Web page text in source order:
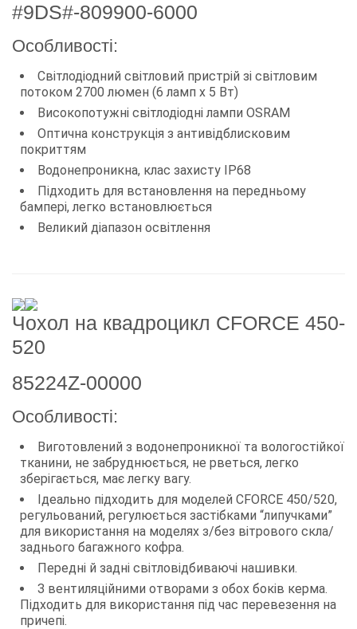
#9DS#-809900-6000
Особливості:
Світлодіодний світловий пристрій зі світловим
потоком 2700 люмен (6 ламп х 5 Вт)
Високопотужні світлодіодні лампи OSRAM
Оптична конструкція з антивідблисковим
покриттям
Водонепроникна, клас захисту IP68
Підходить для встановлення на передньому
бампері, легко встановлюється
Великий діапазон освітлення
Чохол на квадроцикл CFORCE 450-
520
85224Z-00000
Особливості:
Виготовлений з водонепроникної та вологостійкої
тканини, не забруднюється, не рветься, легко
зберігається, має легку вагу.
Ідеально підходить для моделей CFORCE 450/520,
регульований, регулюється застібками “липучками”
для використання на моделях з/без вітрового скла/
заднього багажного кофра.
Передні й задні світловідбиваючі нашивки.
З вентиляційними отворами з обох боків керма.
Підходить для використання під час перевезення на
причепі.